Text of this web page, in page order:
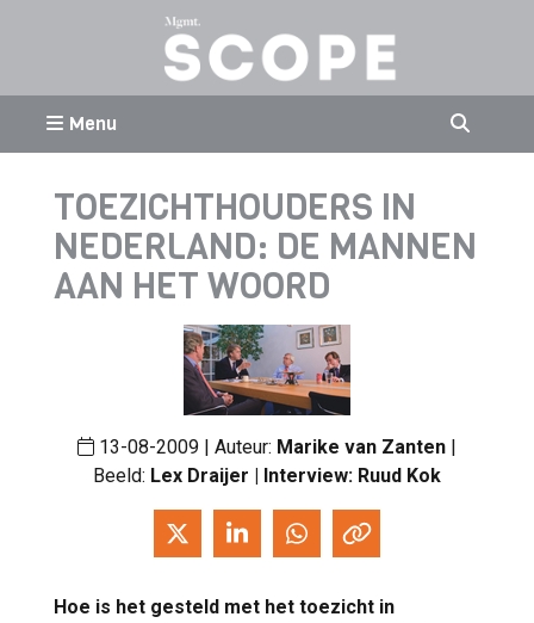
Menu
TOEZICHTHOUDERS IN
NEDERLAND: DE MANNEN
AAN HET WOORD
13-08-2009 | Auteur: Marike van Zanten |
Beeld: Lex Draijer | Interview: Ruud Kok
Hoe is het gesteld met het toezicht in